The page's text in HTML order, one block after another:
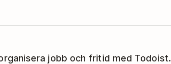
jobb och fritid med Todoist.